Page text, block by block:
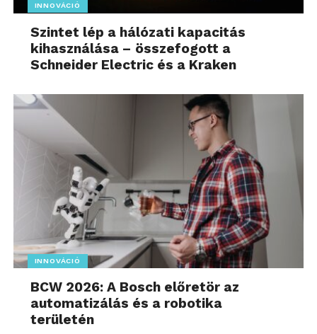
INNOVÁCIÓ
Szintet lép a hálózati kapacitás
kihasználása – összefogott a
Schneider Electric és a Kraken
INNOVÁCIÓ
BCW 2026: A Bosch előretör az
automatizálás és a robotika
területén